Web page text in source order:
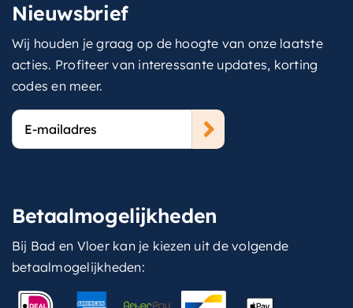
Nieuwsbrief
Wij houden je graag op de hoogte van onze laatste
acties. Profiteer van interessante updates, korting
codes en meer.
E-
mailadres
Betaalmogelijkheden
Bij Bad en Vloer kan je kiezen uit de volgende
betaalmogelijkheden: